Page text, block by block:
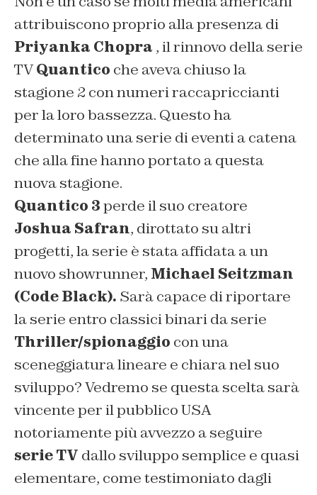
attribuiscono proprio alla presenza di
Priyanka Chopra , il rinnovo della serie
TVQuantico che aveva chiuso la
stagione 2 con numeri raccapriccianti
per la loro bassezza. Questo ha
determinato una serie di eventi a catena
che alla fine hanno portato a questa
nuova stagione.
Quantico 3perde il suo creatore
Joshua Safran, dirottato su altri
progetti, la serie è stata affidata a un
nuovo showrunner, Michael Seitzman
(Code Black). Sarà capace di riportare
la serie entro classici binari da serie
Thriller/spionaggio con una
sceneggiatura lineare e chiara nel suo
sviluppo? Vedremo se questa scelta sarà
vincente per il pubblico USA
notoriamente più avvezzo a seguire
serie TV dallo sviluppo semplice e quasi
elementare, come testimoniato dagli